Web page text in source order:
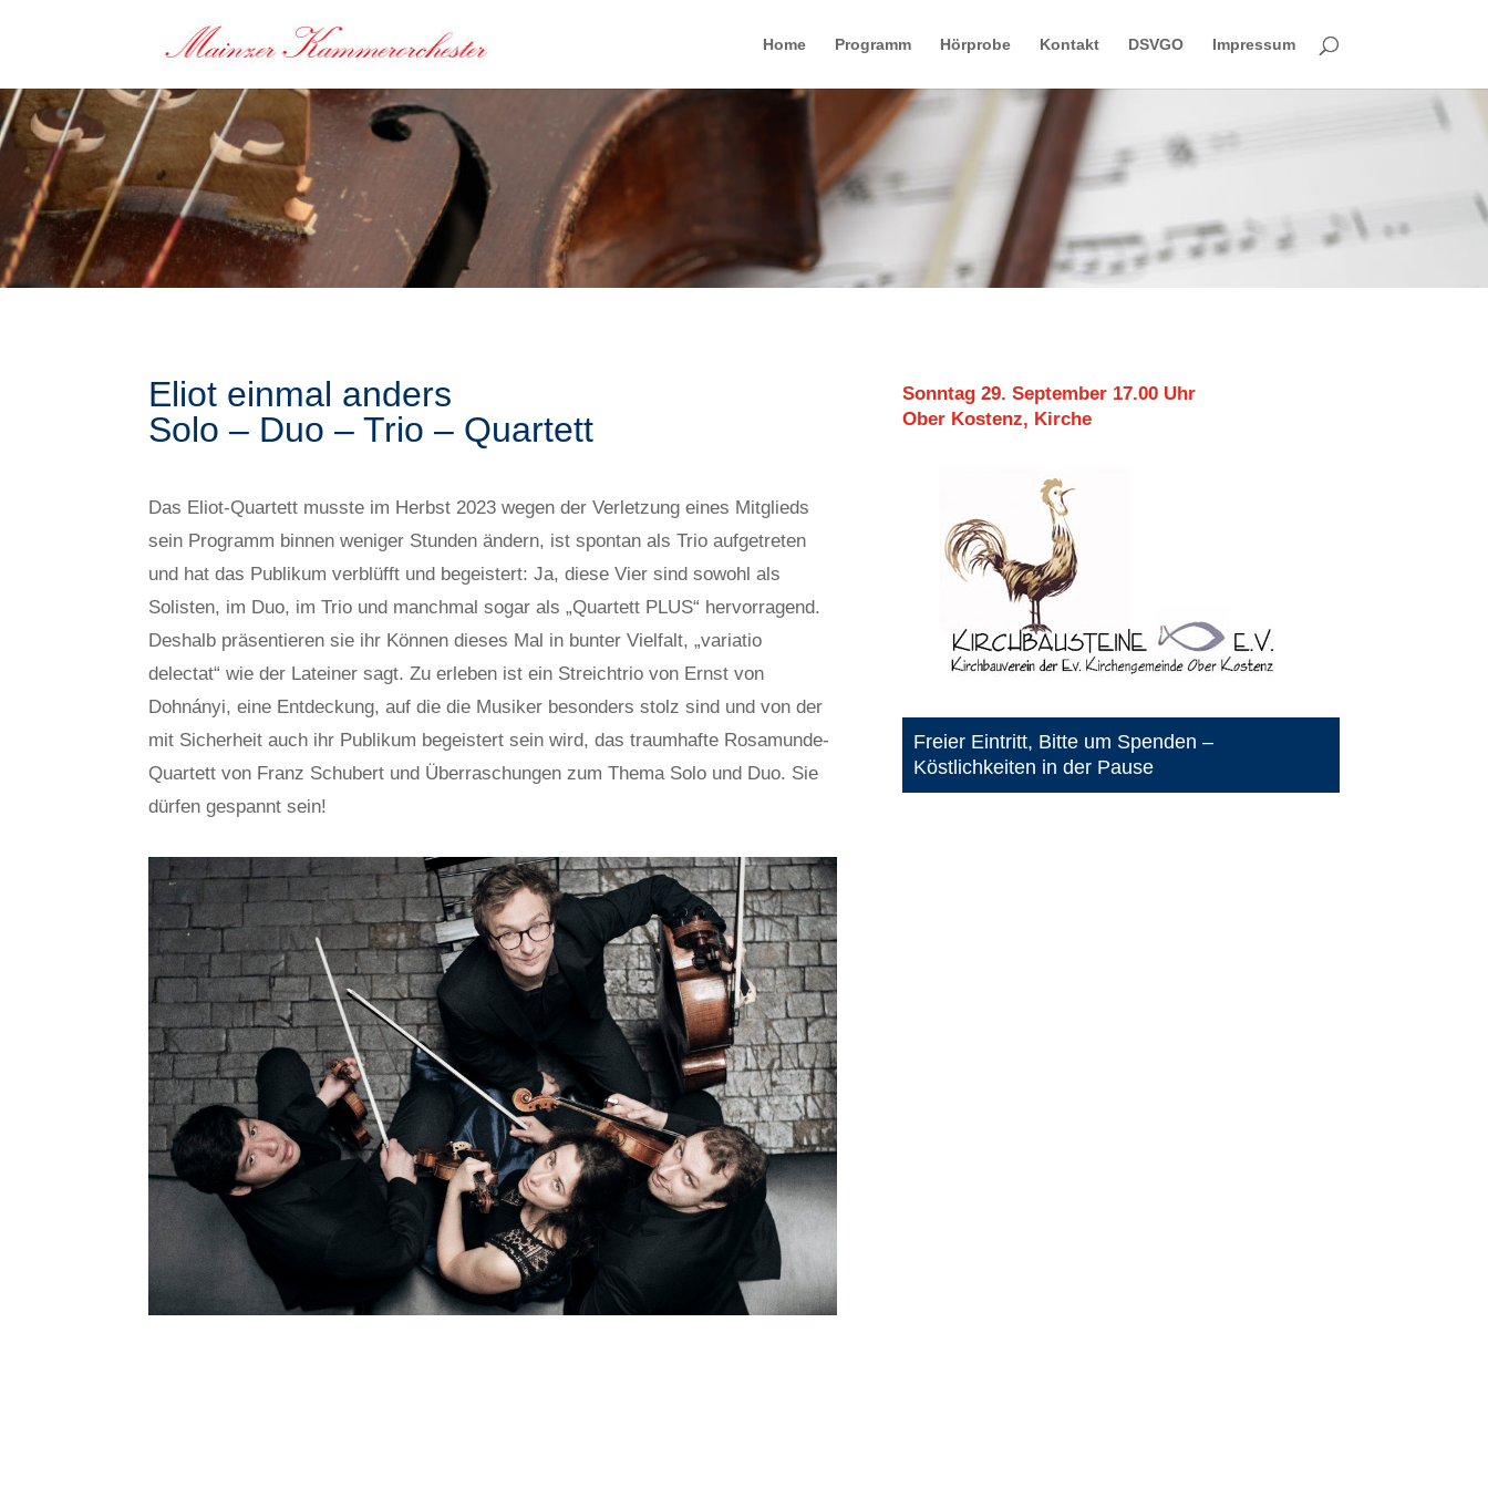
Home Programm Hörprobe Kontakt DSVGO Impressum
Eliot einmal anders
Solo – Duo – Trio – Quartett
Das Eliot-Quartett musste im Herbst 2023 wegen der Verletzung eines Mitglieds
sein Programm binnen weniger Stunden ändern, ist spontan als Trio aufgetreten
und hat das Publikum verblüfft und begeistert: Ja, diese Vier sind sowohl als
Solisten, im Duo, im Trio und manchmal sogar als „Quartett PLUS“ hervorragend.
Deshalb präsentieren sie ihr Können dieses Mal in bunter Vielfalt, „variatio
delectat“ wie der Lateiner sagt. Zu erleben ist ein Streichtrio von Ernst von
Dohnányi, eine Entdeckung, auf die die Musiker besonders stolz sind und von der
mit Sicherheit auch ihr Publikum begeistert sein wird, das traumhafte Rosamunde-
Quartett von Franz Schubert und Überraschungen zum Thema Solo und Duo. Sie
dürfen gespannt sein!
Sonntag29. September 17.00 Uhr
Ober Kostenz, Kirche
Freier Eintritt, Bitte um Spenden –
Köstlichkeiten in der Pause